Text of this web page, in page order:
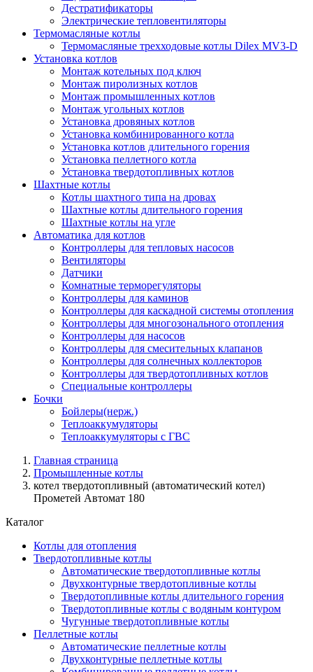
Дестратификаторы
Электрические тепловентиляторы
Термомасляные котлы
Термомасляные трехходовые котлы Dilex MV3-D
Установка котлов
Монтаж котельных под ключ
Монтаж пиролизных котлов
Монтаж промышленных котлов
Монтаж угольных котлов
Установка дровяных котлов
Установка комбинированного котла
Установка котлов длительного горения
Установка пеллетного котла
Установка твердотопливных котлов
Шахтные котлы
Котлы шахтного типа на дровах
Шахтные котлы длительного горения
Шахтные котлы на угле
Автоматика для котлов
Контроллеры для тепловых насосов
Вентиляторы
Датчики
Комнатные терморегуляторы
Контроллеры для каминов
Контроллеры для каскадной системы отопления
Контроллеры для многозонального отопления
Контроллеры для насосов
Контроллеры для смесительных клапанов
Контроллеры для солнечных коллекторов
Контроллеры для твердотопливных котлов
Специальные контроллеры
Бочки
Бойлеры(нерж.)
Теплоаккумуляторы
Теплоаккумуляторы с ГВС
Главная страница
Промышленные котлы
котел твердотопливный (автоматический котел)
Прометей Автомат 180
Каталог
Котлы для отопления
Твердотопливные котлы
Автоматические твердотопливные котлы
Двухконтурные твердотопливные котлы
Твердотопливные котлы длительного горения
Твердотопливные котлы с водяным контуром
Чугунные твердотопливные котлы
Пеллетные котлы
Автоматические пеллетные котлы
Двухконтурные пеллетные котлы